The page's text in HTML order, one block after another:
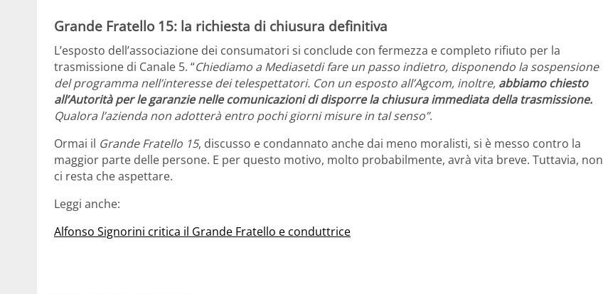
Grande Fratello 15: la richiesta di chiusura definitiva
L’esposto dell’associazione dei consumatori si conclude con fermezza e completo rifiuto per la
trasmissione di Canale 5. “Chiediamo a Mediasetdi fare un passo indietro, disponendo la sospensione
del programma nell’interesse dei telespettatori. Con un esposto all’Agcom, inoltre, abbiamo chiesto
all’Autorità per le garanzie nelle comunicazioni di disporre la chiusura immediata della trasmissione.
Qualora l’azienda non adotterà entro pochi giorni misure in tal senso”.
Ormai il Grande Fratello 15, discusso e condannato anche dai meno moralisti, si è messo contro la
maggior parte delle persone. E per questo motivo, molto probabilmente, avrà vita breve. Tuttavia, non
ci resta che aspettare.
Leggi anche:
Alfonso Signorini critica il Grande Fratello e conduttrice